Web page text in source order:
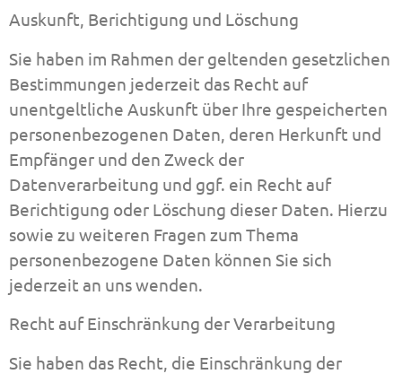
Auskunft, Berichtigung und Löschung
Sie haben im Rahmen der geltenden gesetzlichen
Bestimmungen jederzeit das Recht auf
unentgeltliche Auskunft über Ihre gespeicherten
personenbezogenen Daten, deren Herkunft und
Empfänger und den Zweck der
Datenverarbeitung und ggf. ein Recht auf
Berichtigung oder Löschung dieser Daten. Hierzu
sowie zu weiteren Fragen zum Thema
personenbezogene Daten können Sie sich
jederzeit an uns wenden.
Recht auf Einschränkung der Verarbeitung
Sie haben das Recht, die Einschränkung der